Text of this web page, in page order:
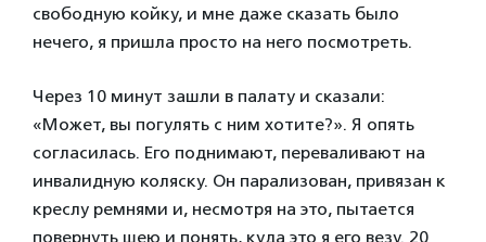
свободную койку, и мне даже сказать было
нечего, я пришла просто на него посмотреть.
Через 10 минут зашли в палату и сказали:
«Может, вы погулять с ним хотите?». Я опять
согласилась. Его поднимают, переваливают на
инвалидную коляску. Он парализован, привязан к
креслу ремнями и, несмотря на это, пытается
повернуть шею и понять, куда это я его везу. 20